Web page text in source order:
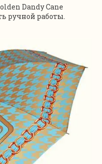
Dandy Cane
ручной работы.